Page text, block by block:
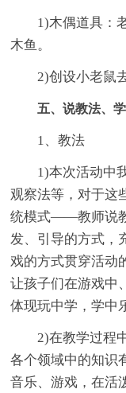
1)木偶道具：
木鱼。
2)创设小老鼠
五、说教法、
1、教法
1)本次活动中
观察法等，对于这
统模式——教师说
发、引导的方式，
戏的方式贯穿活动
让孩子们在游戏中
体现玩中学，学中
2)在教学过程
各个领域中的知识
音乐、游戏，在活